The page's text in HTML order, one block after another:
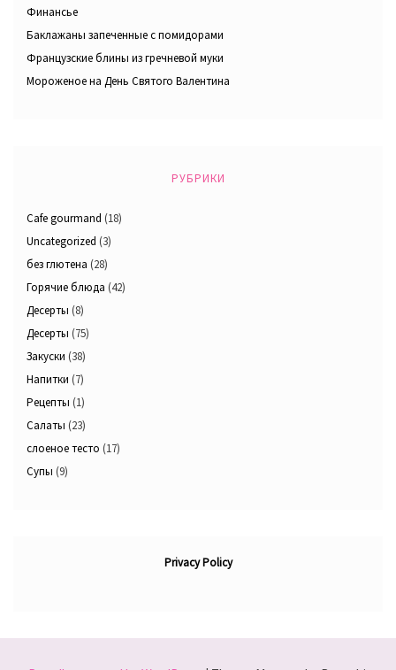
Финансье
Баклажаны запеченные с помидорами
Французские блины из гречневой муки
Мороженое на День Святого Валентина
РУБРИКИ
Cafe gourmand (18)
Uncategorized (3)
без глютена (28)
Горячие блюда (42)
Десерты (8)
Десерты (75)
Закуски (38)
Напитки (7)
Рецепты (1)
Салаты (23)
слоеное тесто (17)
Супы (9)
Privacy Policy